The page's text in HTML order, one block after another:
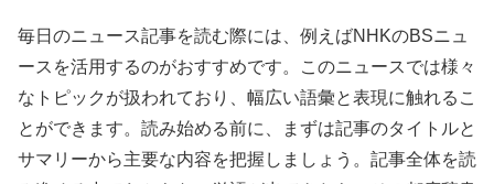
毎日のニュース記事を読む際には、例えばNHKのBSニュ
ースを活用するのがおすすめです。このニュースでは様々
なトピックが扱われており、幅広い語彙と表現に触れるこ
とができます。読み始める前に、まずは記事のタイトルと
サマリーから主要な内容を把握しましょう。記事全体を読